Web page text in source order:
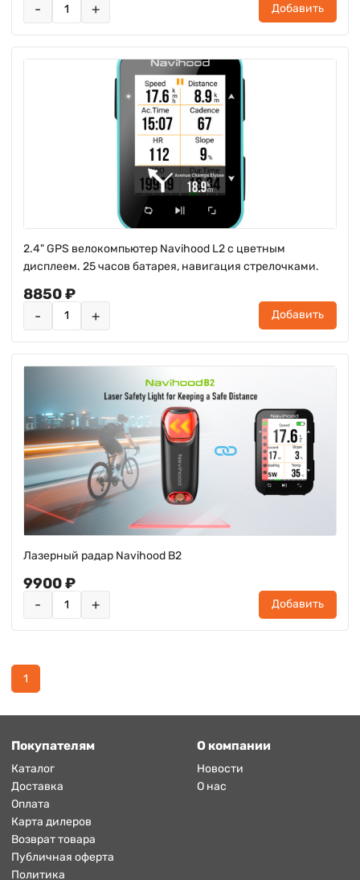
- + Добавить
2.4" GPS велокомпьютер Navihood L2 с цветным
дисплеем. 25 часов батарея, навигация стрелочками.
8850 ₽
- + Добавить
Лазерный радар Navihood B2
9900 ₽
- + Добавить
1
Покупателям
Каталог
Доставка
Оплата
Карта дилеров
Возврат товара
Публичная оферта
Политика
О компании
Новости
О нас